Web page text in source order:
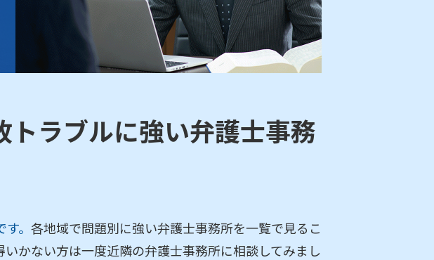
ラブルに強い弁護士事務
。 各地域で問題別に強い弁護士事務所を一覧で見るこ
かない方は一度近隣の弁護士事務所に相談してみまし